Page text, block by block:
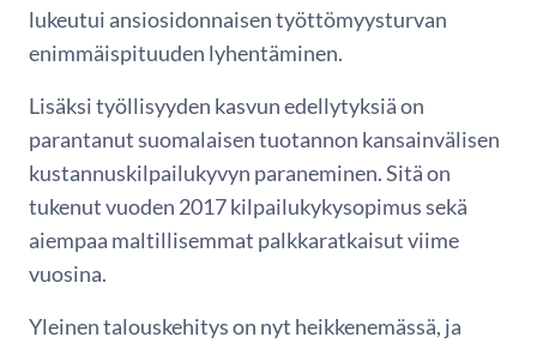
lukeutui ansiosidonnaisen työttömyysturvan
enimmäispituuden lyhentäminen.
Lisäksi työllisyyden kasvun edellytyksiä on
parantanut suomalaisen tuotannon kansainvälisen
kustannuskilpailukyvyn paraneminen. Sitä on
tukenut vuoden 2017 kilpailukykysopimus sekä
aiempaa maltillisemmat palkkaratkaisut viime
vuosina.
Yleinen talouskehitys on nyt heikkenemässä, ja